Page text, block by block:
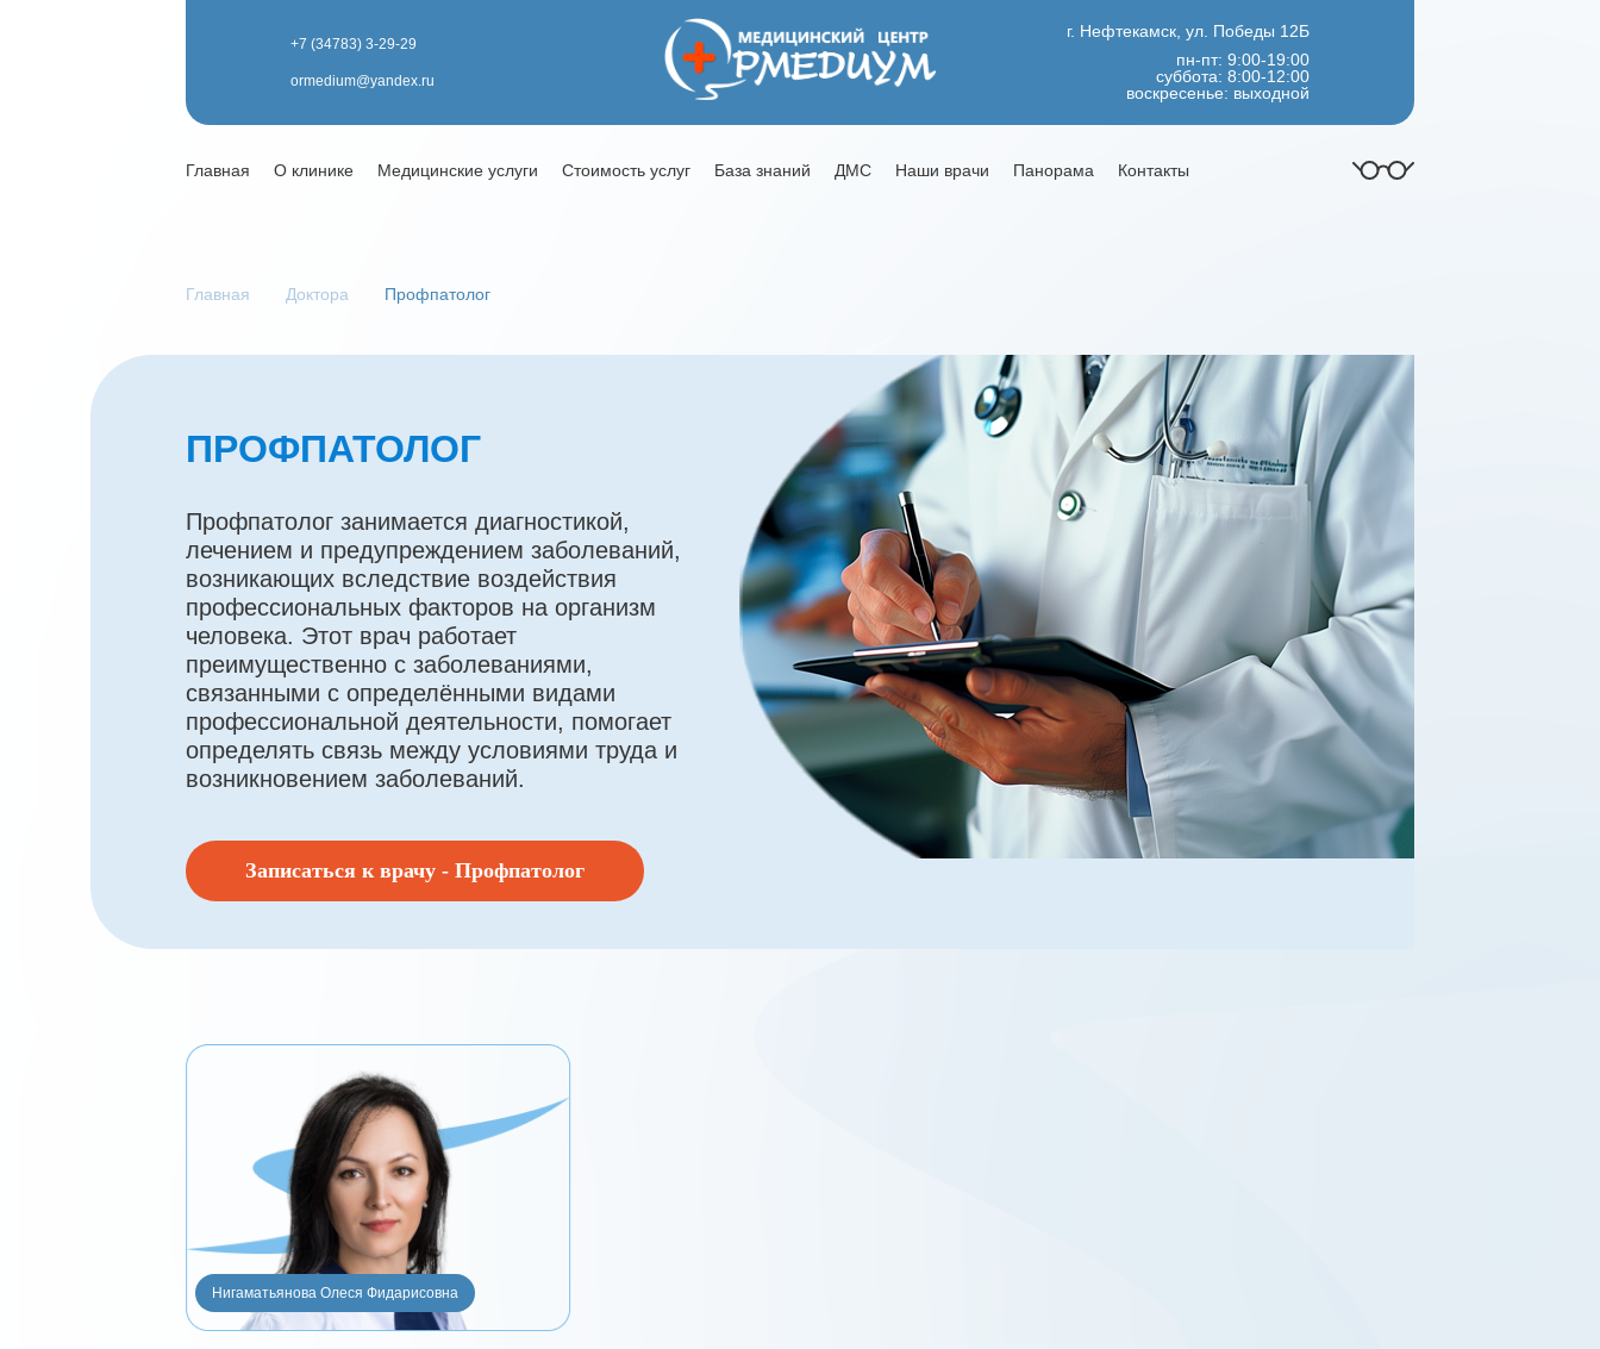
+7 (34783) 3-29-29
ormedium@yandex.ru
г. Нефтекамск, ул. Победы 12Б
пн-пт: 9:00-19:00
суббота: 8:00-12:00
воскресенье: выходной
Главная О клинике Медицинские услуги Стоимость услуг База знаний ДМС Наши врачи Панорама Контакты
Главная Доктора Профпатолог
ПРОФПАТОЛОГ
Профпатолог занимается диагностикой,
лечением и предупреждением заболеваний,
возникающих вследствие воздействия
профессиональных факторов на организм
человека. Этот врач работает
преимущественно с заболеваниями,
связанными с определёнными видами
профессиональной деятельности, помогает
определять связь между условиями труда и
возникновением заболеваний.
Записаться к врачу - Профпатолог
Нигаматьянова Олеся Фидарисовна